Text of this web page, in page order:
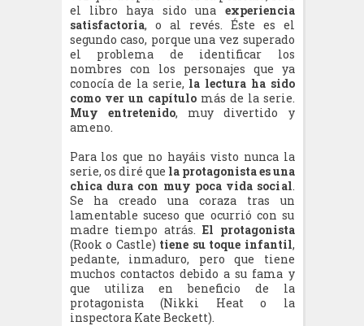
el libro haya sido una experiencia
satisfactoria, o al revés. Éste es el
segundo caso, porque una vez superado
el problema de identificar los
nombres con los personajes que ya
conocía de la serie, la lectura ha sido
como ver un capítulomás de la serie.
Muy entretenido, muy divertido y
ameno.
Para los que no hayáis visto nunca la
serie, os diré que la protagonista es una
chica dura con muy poca vida social.
Se ha creado una coraza tras un
lamentable suceso que ocurrió con su
madre tiempo atrás. El protagonista
(Rook o Castle) tiene su toque infantil,
pedante, inmaduro, pero que tiene
muchos contactos debido a su fama y
que utiliza en beneficio de la
protagonista (Nikki Heat o la
inspectora Kate Beckett).